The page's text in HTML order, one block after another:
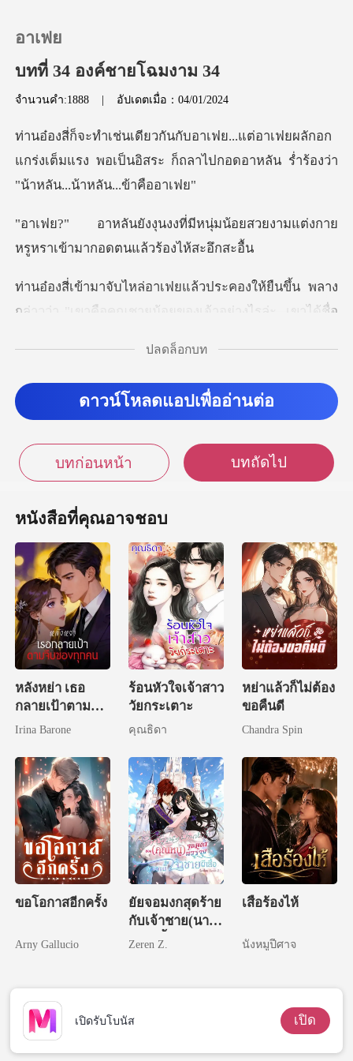
เติมเงิน
ออกจากระบบ
ดาวน์โหลดแอป
อาเฟย
บทที่ 34 องค์ชายโฉมงาม 34
จำนวนคำ:1888 | อัปเดตเมื่อ：04/01/2024
ฟยผลักอก
แกร่งเต็มแรง พอเป็นอิสระ ก็ถลาไปกอดอาห
นุ่มน้อยสวยงามแต่งกาย
หรูหราเข้
งให้ยืนขึ้น พลาง
กล่าวว่า "เขาคือคุณชายน
ปลดล็อกบท
ดาวน์โหลดแอปเพื่ออ่านต่อ
บทก่อนหน้า บทถัดไป
หนังสือที่คุณอาจชอบ
หลังหย่า เธอ
กลายเป้าตามจีบ
ของทุกคน
Irina Barone
ร้อนหัวใจเจ้าสาว
วัยกระเตาะ
คุณธิดา
หย่าแล้วก็ไม่ต้อง
ขอคืนดี
Chandra Spin
ขอโอกาสอีกครั้ง
Arny Gallucio
ยัยจอมงกสุดร้าย
กับเจ้าชาย(นาย
เบ๊)ผีเสื้อ
Zeren Z.
เสือร้องไห้
นังหมูปีศาจ
เปิดรับโบนัส เปิด